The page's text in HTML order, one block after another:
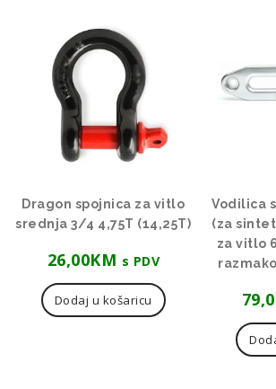
Dragon spojnica za vitlo
srednja 3/4 4,75T (14,25T)
26,00KM s PDV
Dodaj u košaricu
Vodilica
(za
za vitlo